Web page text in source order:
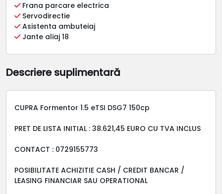
Frana parcare electrica
Servodirectie
Asistenta ambuteiaj
Jante aliaj 18
Descriere suplimentară
CUPRA Formentor 1.5 eTSI DSG7 150cp
PRET DE LISTA INITIAL : 38.621,45 EURO CU TVA INCLUS
CONTACT : 0729155773
POSIBILITATE ACHIZITIE CASH / CREDIT BANCAR /
LEASING FINANCIAR SAU OPERATIONAL